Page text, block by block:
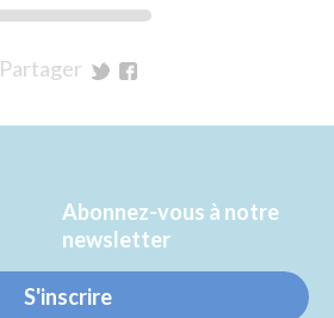
Partager
Twitter
Facebook
Abonnez-vous à notre
newsletter
S'inscrire